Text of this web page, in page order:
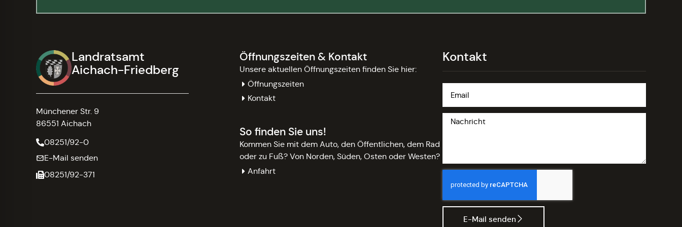
Landratsamt
Aichach-Friedberg
Münchener Str. 9
86551 Aichach
08251/92-0
E-Mail senden
08251/92-371
Öffnungszeiten & Kontakt
Unsere aktuellen Öffnungszeiten finden Sie hier:
Öffnungszeiten
Kontakt
So finden Sie uns!
Kommen Sie mit dem Auto, den Öffentlichen, dem Rad
oder zu Fuß? Von Norden, Süden, Osten oder Westen?
Anfahrt
Kontakt
E-Mail senden